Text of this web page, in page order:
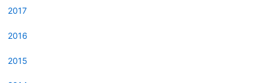
2017
2016
2015